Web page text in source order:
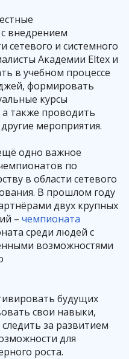
внедрением
сетевого и системного
Академии Eltex и
в учебном процессе
формировать
курсы
также проводить
мероприятия.
одно важное
по
в области сетевого
В прошлом году
двух крупных
– чемпионата
среди людей с
возможностями
будущих
свои навыки,
за развитием
для
роста.